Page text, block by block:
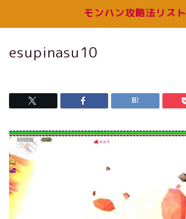
モンハン攻略法リスト
esupinasu10